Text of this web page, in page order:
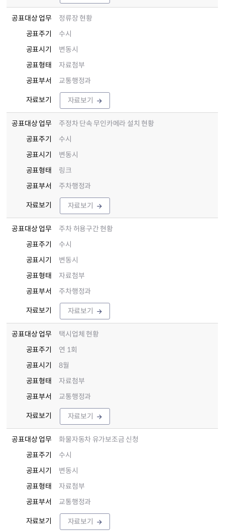
공표대상 업무
정류장 현황
공표주기
수시
공표시기
변동시
공표형태
자료첨부
공표부서
교통행정과
자료보기 자료보기
공표대상 업무
주정차 단속 무인카메라 설치 현황
공표주기
수시
공표시기
변동시
공표형태
링크
공표부서
주차행정과
자료보기 자료보기
공표대상 업무
주차 허용구간 현황
공표주기
수시
공표시기
변동시
공표형태
자료첨부
공표부서
주차행정과
자료보기 자료보기
공표대상 업무
택시업체 현황
공표주기
연 1회
공표시기
8월
공표형태
자료첨부
공표부서
교통행정과
자료보기 자료보기
공표대상 업무
화물자동차 유가보조금 신청
공표주기
수시
공표시기
변동시
공표형태
자료첨부
공표부서
교통행정과
자료보기 자료보기